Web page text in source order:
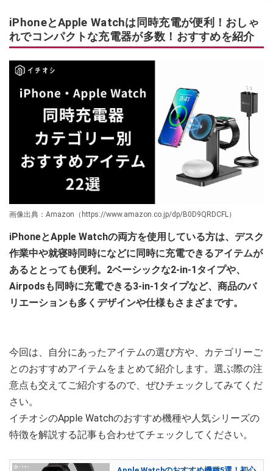
iPhoneとApple Watchは同時充電が便利！おしゃ
れでコンパクトな充電器が多数！おすすめを紹介
画像出典：Amazon（https://www.amazon.co.jp/dp/B0D9QRDCFL）
iPhoneとApple Watchの両方を使用している方は、デスク
作業中や就寝時同時になどに同時に充電できるアイテムが
あるととっても便利。2ベーシックな2-in-1タイプや、
Airpodsも同時に充電できる3-in-1タイプなど、商品のバ
リエーションも多くデザインや仕様もさまざまです。
今回は、自分にあったアイテムの選び方や、カテゴリーご
とのおすすめアイテムをまとめて紹介します。選ぶ際の注
意点も交えてご紹介するので、ぜひチェックしてみてくだ
さい。
イチオシのApple Watchのおすすめ機種や人気シリーズの
特徴を解説する記事も合わせてチェックしてください。